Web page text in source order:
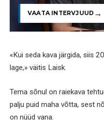
VAATA INTERVJUUD
«Kui seda kava järgida, siis
lage,» väitis Laisk.
Tema sõnul on raiekava
palju puid maha võtta, sest
on nüüd vana.